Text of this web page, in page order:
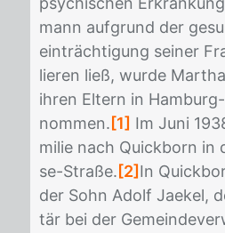
mann auf­grund der
ein­träch­ti­gung sei­ner
lie­ren ließ, wur­de
ih­ren El­tern in
nom­men.[1] Im Juni
mi­lie nach Quick­born
se-Stra­ße.[2]In
der Sohn Adolf Jae­kel,
tär bei der